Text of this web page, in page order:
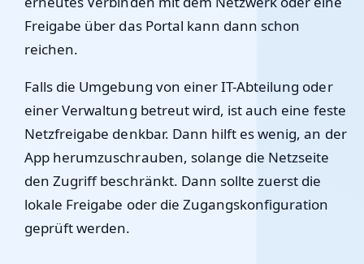
Freigabe über das Portal kann dann schon
reichen.
Falls die Umgebung von einer IT-Abteilung oder
einer Verwaltung betreut wird, ist auch eine feste
Netzfreigabe denkbar. Dann hilft es wenig, an der
App herumzuschrauben, solange die Netzseite
den Zugriff beschränkt. Dann sollte zuerst die
lokale Freigabe oder die Zugangskonfiguration
geprüft werden.